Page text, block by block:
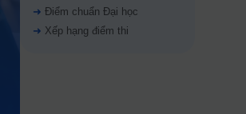
➜ Điểm chuẩn Đại học
➜ Xếp hạng điểm thi